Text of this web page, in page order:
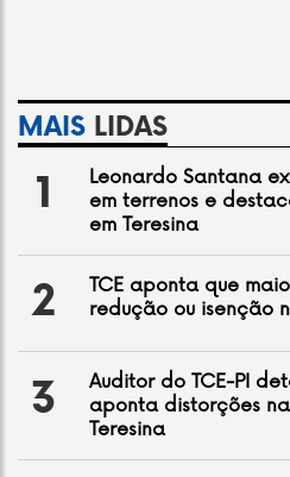
MAIS LIDAS
1
Leonardo Santana
em terrenos e
em Teresina
2
TCE aponta que
redução ou isenção
3
Auditor do TCE-PI
aponta distorções
Teresina